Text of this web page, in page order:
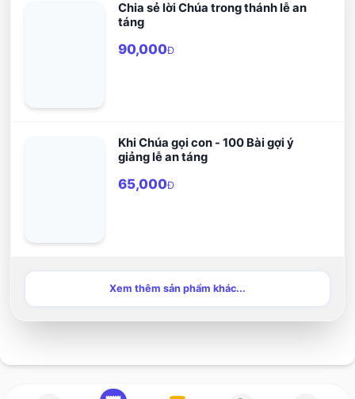
Chia sẻ lời Chúa trong thánh lễ an
táng
90,000Đ
Khi Chúa gọi con - 100 Bài gợi ý
giảng lễ an táng
65,000Đ
Xem thêm sản phẩm khác...